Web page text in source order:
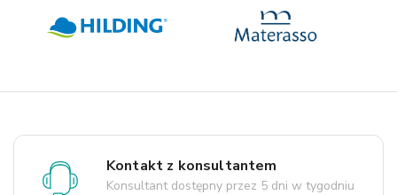
Kontakt z konsultantem
Konsultant dostępny przez 5 dni w tygodniu